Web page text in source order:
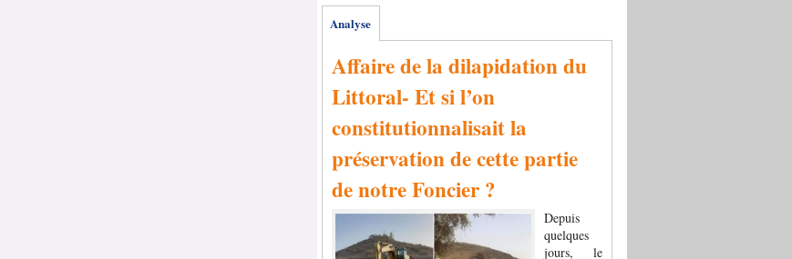
Analyse
Affaire de la dilapidation du
Littoral- Et si l’on
constitutionnalisait la
préservation de cette partie
de notre Foncier ?
Depuis
quelques
jours, le